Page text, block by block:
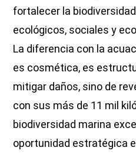
fortalecer la
ecológicos, sociales y
La diferencia con la
es cosmética, es
mitigar daños, sino de
con sus más de 11 mil
biodiversidad marina
oportunidad estratégica